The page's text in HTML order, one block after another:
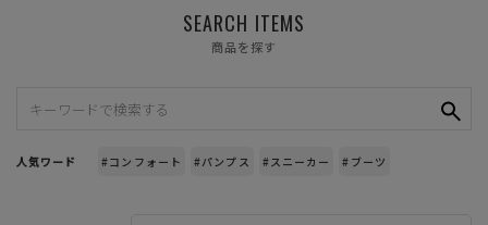
SEARCH ITEMS
商品を探す
人気ワード #コンフォート #パンプス #スニーカー #ブーツ